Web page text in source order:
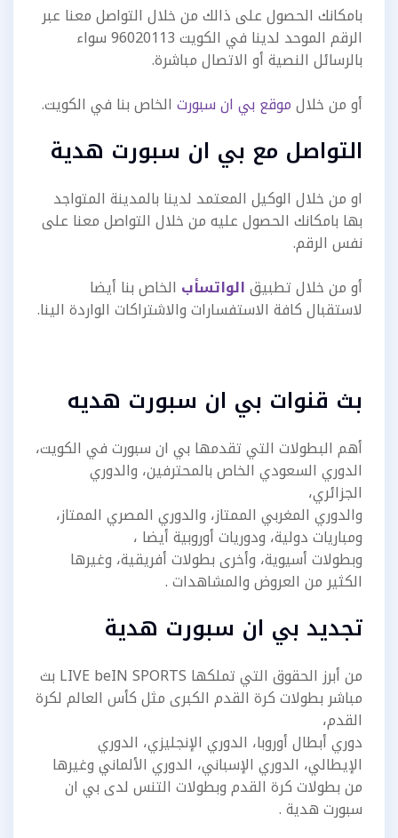
بامكانك الحصول على ذالك من خلال التواصل معنا عبر
الرقم الموحد لدينا في الكويت 96020113 سواء
بالرسائل النصية أو الاتصال مباشرة.
أو من خلالموقع بي ان سبورت الخاص بنا في الكويت.
التواصل مع بي ان سبورت هدية
او من خلال الوكيل المعتمد لدينا بالمدينة المتواجد
بها بامكانك الحصول عليه من خلال التواصل معنا على
نفس الرقم.
أو من خلال تطبيقالواتسأب الخاص بنا أيضا
لاستقبال كافة الاستفسارات والاشتراكات الواردة الينا.
بث قنوات بي ان سبورت هديه
أهم البطولات التي تقدمها بي ان سبورت في الكويت،
الدوري السعودي الخاص بالمحترفين، والدوري
الجزائري،
والدوري المغربي الممتاز، والدوري المصري الممتاز،
ومباريات دولية، ودوريات أوروبية أيضا ،
وبطولات أسيوية، وأخرى بطولات أفريقية، وغيرها
الكثير من العروض والمشاهدات .
تجديد بي ان سبورت هدية
من أبرز الحقوق التي تملكها LIVE beIN SPORTS بث
مباشر بطولات كرة القدم الكبرى مثل كأس العالم لكرة
القدم،
دوري أبطال أوروبا، الدوري الإنجليزي، الدوري
الإيطالي، الدوري الإسباني، الدوري الألماني وغيرها
من بطولات كرة القدم وبطولات التنس لدى بي ان
سبورت هدية .